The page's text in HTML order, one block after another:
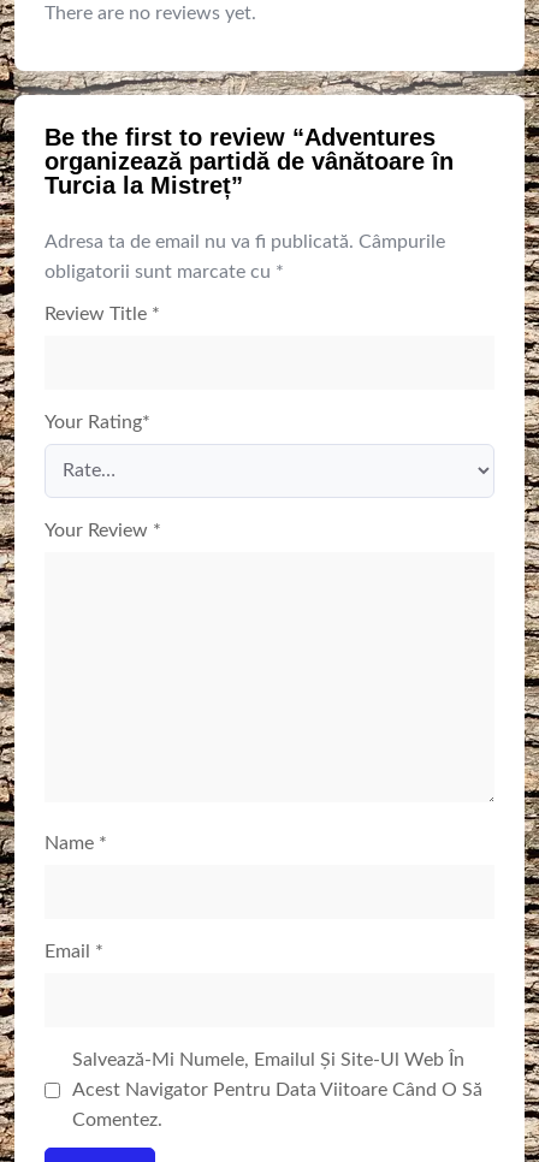
There are no reviews yet.
Be the first to review “Adventures
organizează partidă de vânătoare în
Turcia la Mistreț”
Adresa ta de email nu va fi publicată. Câmpurile
obligatorii sunt marcate cu *
Review Title *
Your Rating*
Your Review *
Name *
Email *
Salvează-Mi Numele, Emailul Și Site-Ul Web În
Acest Navigator Pentru Data Viitoare Când O Să
Comentez.